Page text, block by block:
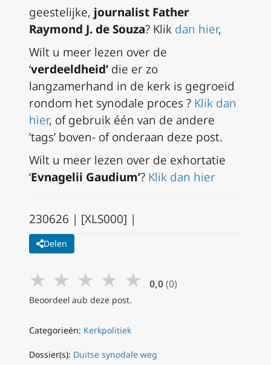
geestelijke, journalist Father
Raymond J. de Souza? Klik dan hier,
Wilt u meer lezen over de
‘verdeeldheid’ die er zo
langzamerhand in de kerk is gegroeid
rondom het synodale proces ? Klik dan
hier, of gebruik één van de andere
’tags’ boven- of onderaan deze post.
Wilt u meer lezen over de exhortatie
‘Evnagelii Gaudium’? Klik dan hier
230626 | [XLS000] |
Delen
★ ★ ★ ★ ★ 0,0 (0)
Beoordeel aub deze post.
Categorieën: Kerkpolitiek
Dossier(s): Duitse synodale weg